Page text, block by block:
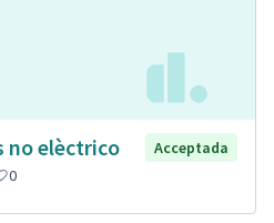
no elèctrico
Acceptada
0